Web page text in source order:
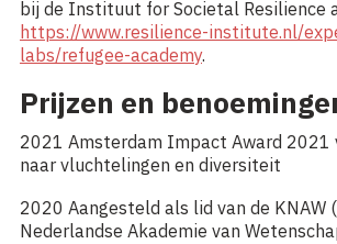
bij de Instituut for Societal Resilience
https://www.resilience-institute.nl/
labs/refugee-academy.
Prijzen en
2021 Amsterdam Impact Award 2021
naar vluchtelingen en diversiteit
2020 Aangesteld als lid van de KNAW
Nederlandse Akademie van